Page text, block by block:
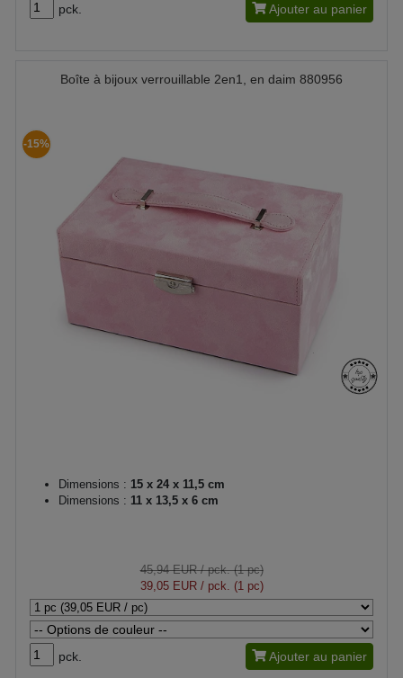
pck. Ajouter au panier
Boîte à bijoux verrouillable 2en1, en daim 880956
-15%
Dimensions : 15 x 24 x 11,5 cm
Dimensions : 11 x 13,5 x 6 cm
45,94 EUR/ pck. (1 pc)
39,05 EUR/ pck. (1 pc)
pck. Ajouter au panier